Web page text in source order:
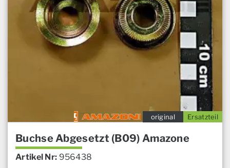
Ersatzteil
original
Buchse Abgesetzt (B09) Amazone
Artikel Nr: 956438